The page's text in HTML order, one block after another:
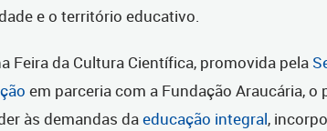
e o território educativo.
Feira da Cultura Científica, promovida pela
em parceria com a Fundação Araucária, o
às demandas daeducação integral,